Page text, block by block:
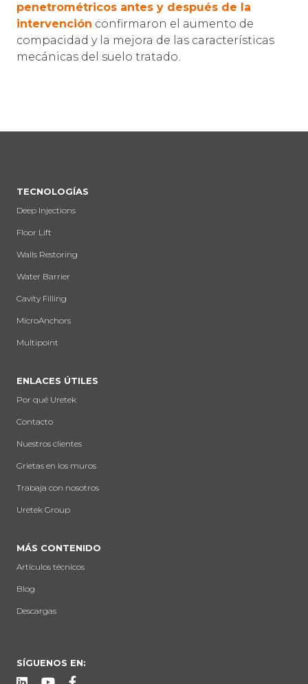
penetrométricos antes y después de la
intervención confirmaron el aumento de
compacidad y la mejora de las características
mecánicas del suelo tratado.
TECNOLOGÍAS
Deep Injections
Floor Lift
Walls Restoring
Water Barrier
Cavity Filling
MicroAnchors
Multipoint
ENLACES ÚTILES
Por qué Uretek
Contacto
Nuestros clientes
Grietas en los muros
Trabaja con nosotros
Uretek Group
MÁS CONTENIDO
Artículos técnicos
Blog
Descargas
SÍGUENOS EN: